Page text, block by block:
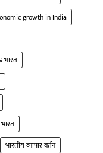
growth in India
भारत
भारतीय व्यापार वर्तन